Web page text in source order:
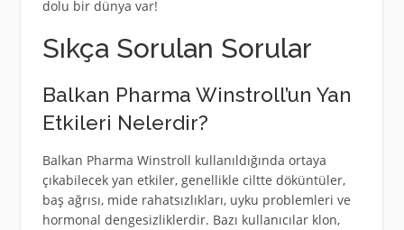
dolu bir dünya var!
Sıkça Sorulan Sorular
Balkan Pharma Winstroll’un Yan
Etkileri Nelerdir?
Balkan Pharma Winstroll kullanıldığında ortaya
çıkabilecek yan etkiler, genellikle ciltte döküntüler,
baş ağrısı, mide rahatsızlıkları, uyku problemleri ve
hormonal dengesizliklerdir. Bazı kullanıcılar klon,